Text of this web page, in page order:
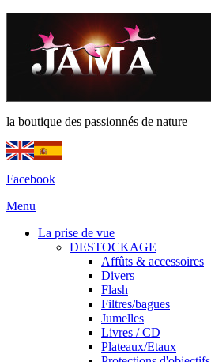
la boutique des passionnés de nature
Facebook
Menu
La prise de vue
DESTOCKAGE
Affûts & accessoires
Divers
Flash
Filtres/bagues
Jumelles
Livres / CD
Plateaux/Etaux